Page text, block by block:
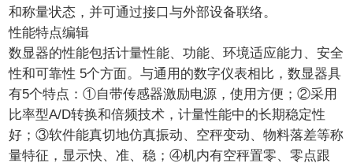
和称量状态，并可通过接口与外部设备联络。
性能特点编辑
数显器的性能包括计量性能、功能、环境适应能力、安全
性和可靠性 5个方面。与通用的数字仪表相比，数显器具
有5个特点：①自带传感器激励电源，使用方便；②采用
比率型A/D转换和倍频技术，计量性能中的长期稳定性
好；③软件能真切地仿真振动、空秤变动、物料落差等称
量特征，显示快、准、稳；④机内有空秤置零、零点跟